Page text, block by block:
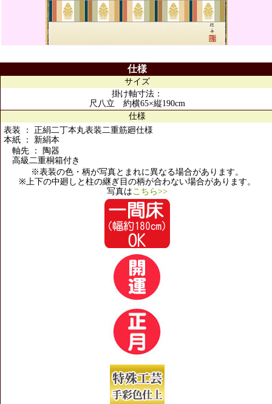
仕様
サイズ
掛け軸寸法：
尺八立 約横65×縦190cm
仕様
表装 ： 正絹二丁本丸表装二重筋廻仕様
本紙 ： 新絹本
軸先 ： 陶器
高級二重桐箱付き
※表装の色・柄が写真とまれに異なる場合があります。
※上下の中廻しと柱の継ぎ目の柄が合わない場合があります。
写真はこちら>>